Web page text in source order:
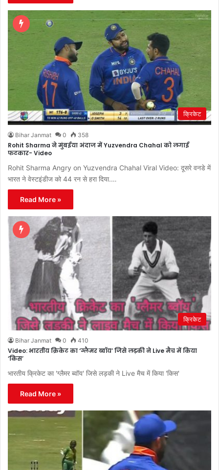
क्रिकेट
Bihar Janmat 0 358
Rohit Sharma ने मुंबईया अंदाज में Yuzvendra Chahal को लगाई
फटकार- Video
Rohit Sharma Angry on Yuzvendra Chahal Viral Video: दूसरे वनडे में
भारत ने वेस्टइंडीज को 44 रन से हरा दिया.…
Read More »
क्रिकेट
Bihar Janmat 0 410
Video: भारतीय क्रिकेट का ‘ग्लैमर ब्वॉय’ जिसे लड़की ने Live मैच में किया
‘किस’
भारतीय क्रिकेट का 'ग्लैमर ब्वॉय' जिसे लड़की ने Live मैच में किया 'किस'
Read More »